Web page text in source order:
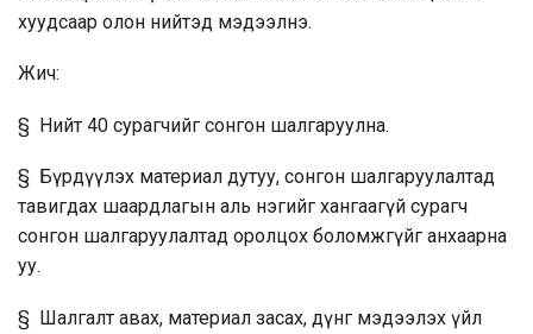
хуудсаар олон нийтэд мэдээлнэ.
Жич:
§ Нийт 40 сурагчийг сонгон шалгаруулна.
§ Бүрдүүлэх материал дутуу, сонгон шалгаруулалтад
тавигдах шаардлагын аль нэгийг хангаагүй сурагч
сонгон шалгаруулалтад оролцох боломжгүйг анхаарна
уу.
§ Шалгалт авах, материал засах, дүнг мэдээлэх үйл